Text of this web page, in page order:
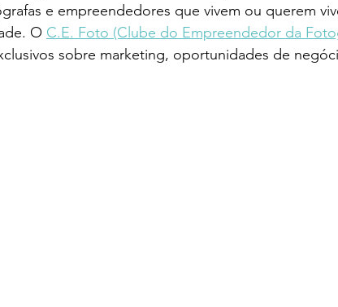
e empreendedores que vivem ou querem
O C.E. Foto (Clube do Empreendedor da
sobre marketing, oportunidades de